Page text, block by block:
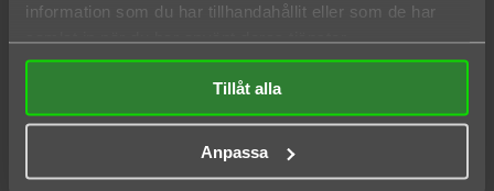
information som du har tillhandahållit eller som de har
samlat in när du har använt deras tjänster.
Tillåt alla
Anpassa
Båttillbehör
RAM Mounts
RAM Mounts Double Ball Short Socket Arm D-Kula